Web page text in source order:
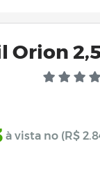
Orion
à vista no (R$